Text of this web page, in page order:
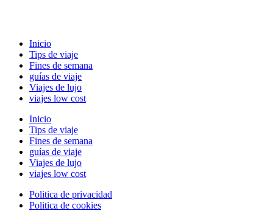
Inicio
Tips de viaje
Fines de semana
guías de viaje
Viajes de lujo
viajes low cost
Inicio
Tips de viaje
Fines de semana
guías de viaje
Viajes de lujo
viajes low cost
Politica de privacidad
Politica de cookies